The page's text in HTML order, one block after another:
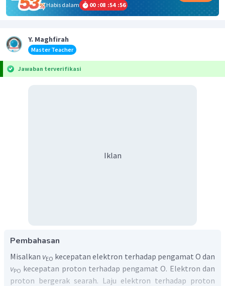
Habis dalam
00 :08 :54 :56
Y. Maghfirah
Master Teacher
Jawaban terverifikasi
Iklan
Pembahasan
Misalkan vEO kecepatan elektron terhadap pengamat O dan
vPO kecepatan proton terhadap pengamat O. Elektron dan
proton bergerak searah. Laju elektron terhadap proton